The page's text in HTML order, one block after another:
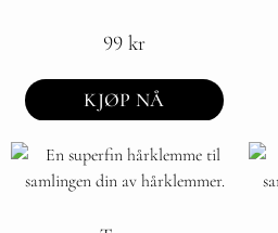
99 kr
KJØP NÅ